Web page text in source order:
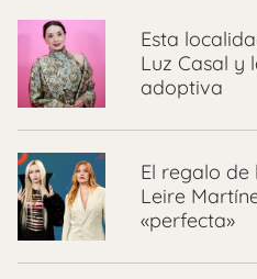
Esta
Luz Casal y
adoptiva
El regalo
Leire
«perfecta»